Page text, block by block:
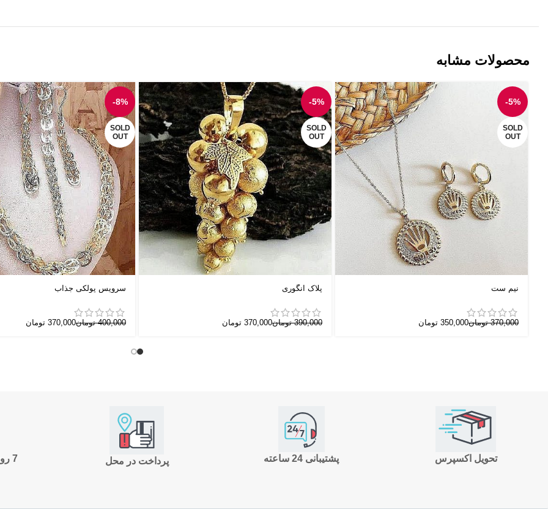
محصولات مشابه
-5%
SOLD
OUT
نیم ست
370,000 تومان350,000 تومان
-5%
SOLD
OUT
پلاک انگوری
390,000 تومان370,000 تومان
-8%
SOLD
OUT
سرویس پولکی جذاب
400,000 تومان370,000 تومان
7 روز ضمانت بازگشت پرداخت در محل پشتیبانی 24 ساعته تحویل اکسپرس